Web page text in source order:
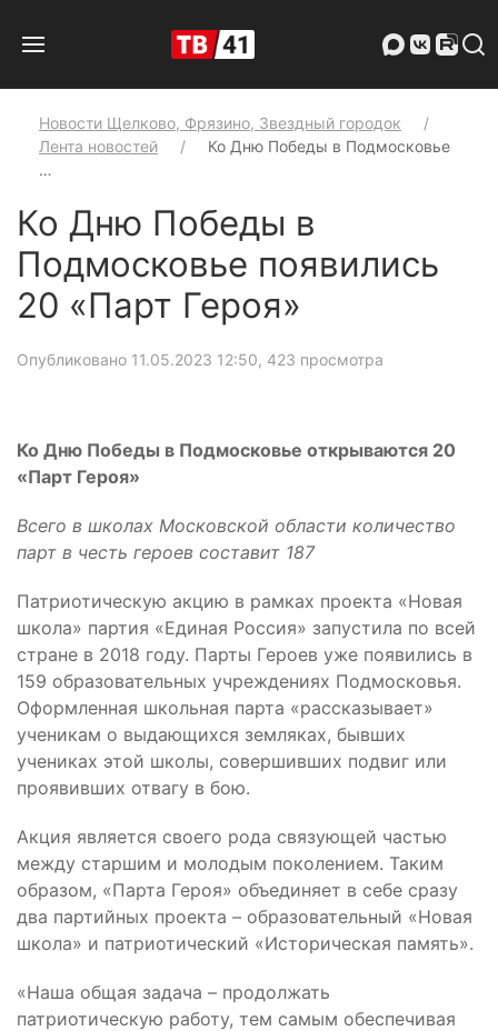
Новости Щелково, Фрязино, Звездный городок
Лента новостей
Ко Дню Победы в Подмосковье
…
Ко Дню Победы в
Подмосковье появились
20 «Парт Героя»
Опубликовано 11.05.2023 12:50, 423 просмотра
Ко Дню Победы в Подмосковье открываются 20
«Парт Героя»
Всего в школах Московской области количество
парт в честь героев составит 187
Патриотическую акцию в рамках проекта «Новая
школа» партия «Единая Россия» запустила по всей
стране в 2018 году. Парты Героев уже появились в
159 образовательных учреждениях Подмосковья.
Оформленная школьная парта «рассказывает»
ученикам о выдающихся земляках, бывших
учениках этой школы, совершивших подвиг или
проявивших отвагу в бою.
Акция является своего рода связующей частью
между старшим и молодым поколением. Таким
образом, «Парта Героя» объединяет в себе сразу
два партийных проекта – образовательный «Новая
школа» и патриотический «Историческая память».
«Наша общая задача – продолжать
патриотическую работу, тем самым обеспечивая